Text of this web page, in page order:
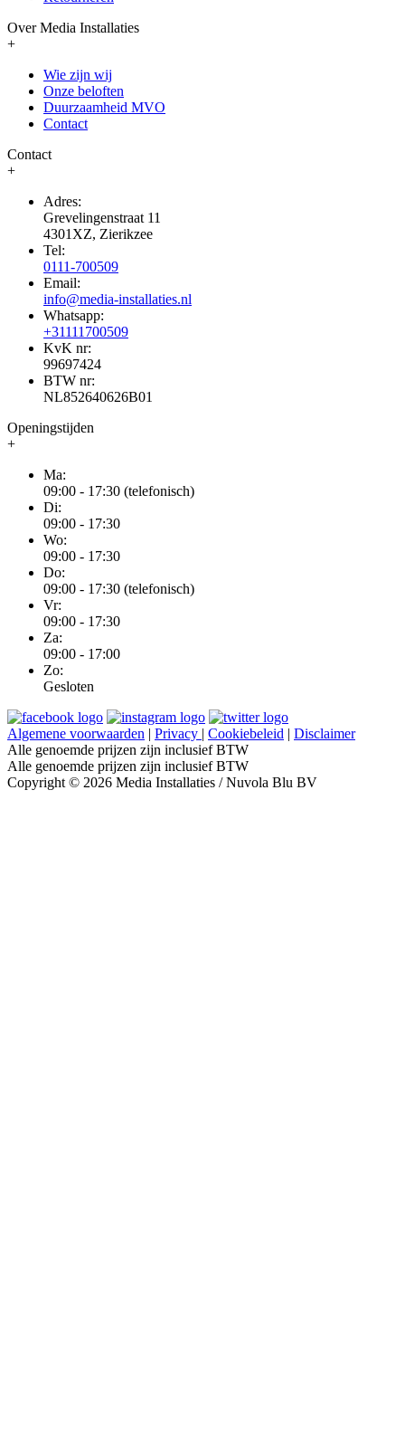
Over Media Installaties
+
Wie zijn wij
Onze beloften
Duurzaamheid MVO
Contact
Contact
+
Adres:
Grevelingenstraat 11
4301XZ, Zierikzee
Tel:
0111-700509
Email:
info@media-installaties.nl
Whatsapp:
+31111700509
KvK nr:
99697424
BTW nr:
NL852640626B01
Openingstijden
+
Ma:
09:00 - 17:30 (telefonisch)
Di:
09:00 - 17:30
Wo:
09:00 - 17:30
Do:
09:00 - 17:30 (telefonisch)
Vr:
09:00 - 17:30
Za:
09:00 - 17:00
Zo:
Gesloten
Algemene voorwaarden | Privacy | Cookiebeleid | Disclaimer
Alle genoemde prijzen zijn inclusief BTW
Alle genoemde prijzen zijn inclusief BTW
Copyright © 2026 Media Installaties / Nuvola Blu BV